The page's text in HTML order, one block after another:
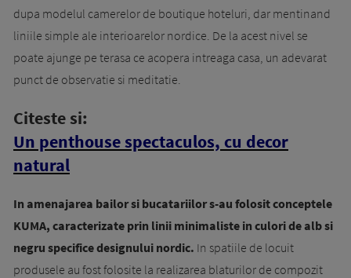
dupa modelul camerelor de boutique hoteluri, dar mentinand
liniile simple ale interioarelor nordice. De la acest nivel se
poate ajunge pe terasa ce acopera intreaga casa, un adevarat
punct de observatie si meditatie.
Citeste si:
Un penthouse spectaculos, cu decor
natural
In amenajarea bailor si bucatariilor s-au folosit conceptele
KUMA, caracterizate prin linii minimaliste in culori de alb si
negru specifice designului nordic. In spatiile de locuit
produsele au fost folosite la realizarea blaturilor de compozit